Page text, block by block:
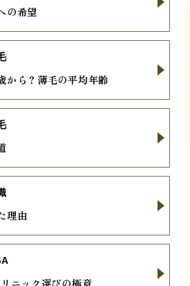
の希望
から？薄毛の平均年齢
理由
ニック選びの極意